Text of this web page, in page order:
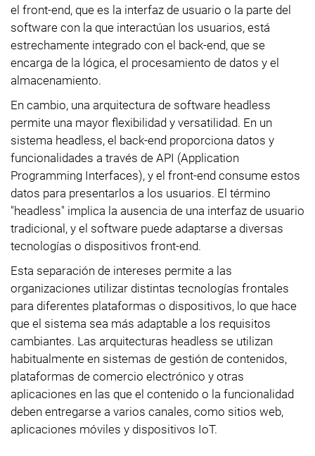
el front-end, que es la interfaz de usuario o la parte del
software con la que interactúan los usuarios, está
estrechamente integrado con el back-end, que se
encarga de la lógica, el procesamiento de datos y el
almacenamiento.
En cambio, una arquitectura de software headless
permite una mayor flexibilidad y versatilidad. En un
sistema headless, el back-end proporciona datos y
funcionalidades a través de API (Application
Programming Interfaces), y el front-end consume estos
datos para presentarlos a los usuarios. El término
"headless" implica la ausencia de una interfaz de usuario
tradicional, y el software puede adaptarse a diversas
tecnologías o dispositivos front-end.
Esta separación de intereses permite a las
organizaciones utilizar distintas tecnologías frontales
para diferentes plataformas o dispositivos, lo que hace
que el sistema sea más adaptable a los requisitos
cambiantes. Las arquitecturas headless se utilizan
habitualmente en sistemas de gestión de contenidos,
plataformas de comercio electrónico y otras
aplicaciones en las que el contenido o la funcionalidad
deben entregarse a varios canales, como sitios web,
aplicaciones móviles y dispositivos IoT.